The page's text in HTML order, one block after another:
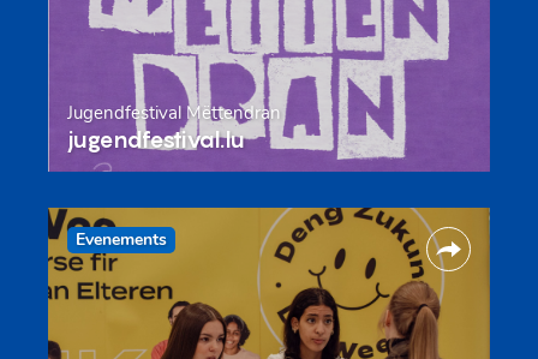
Jugendfestival Mëttendran
jugendfestival.lu
Evenements